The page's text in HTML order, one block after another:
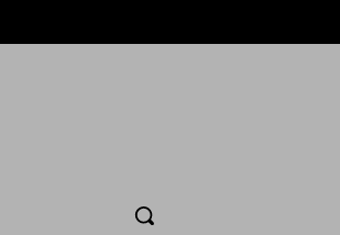
Cerca